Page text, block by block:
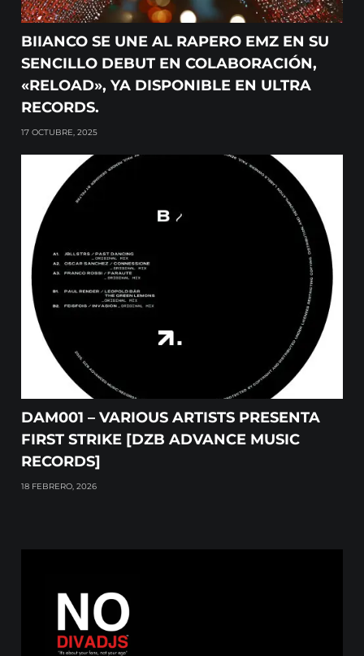
BIIANCO SE UNE AL RAPERO EMZ EN SU
SENCILLO DEBUT EN COLABORACIÓN,
«RELOAD», YA DISPONIBLE EN ULTRA
RECORDS.
17 OCTUBRE, 2025
DAM001 – VARIOUS ARTISTS PRESENTA
FIRST STRIKE [DZB ADVANCE MUSIC
RECORDS]
18 FEBRERO, 2026